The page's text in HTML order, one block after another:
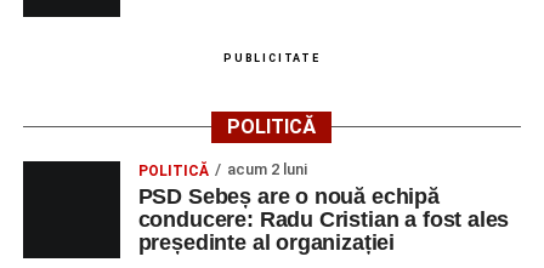
PUBLICITATE
POLITICĂ
POLITICĂ acum 2 luni
PSD Sebeș are o nouă echipă
conducere: Radu Cristian a fost ales
președinte al organizației